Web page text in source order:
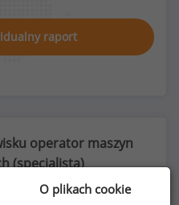
raport
operator maszyn
(specjalista)
O plikach cookie